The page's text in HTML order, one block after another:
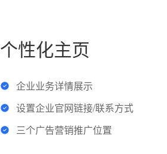
个性化主页
企业业务详情展示
设置企业官网链接/联系方式
三个广告营销推广位置